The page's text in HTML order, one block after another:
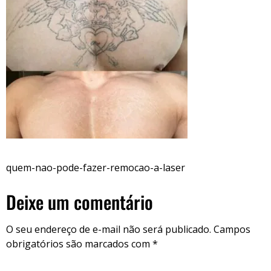
quem-nao-pode-fazer-remocao-a-laser
Deixe um comentário
O seu endereço de e-mail não será publicado. Campos
obrigatórios são marcados com *